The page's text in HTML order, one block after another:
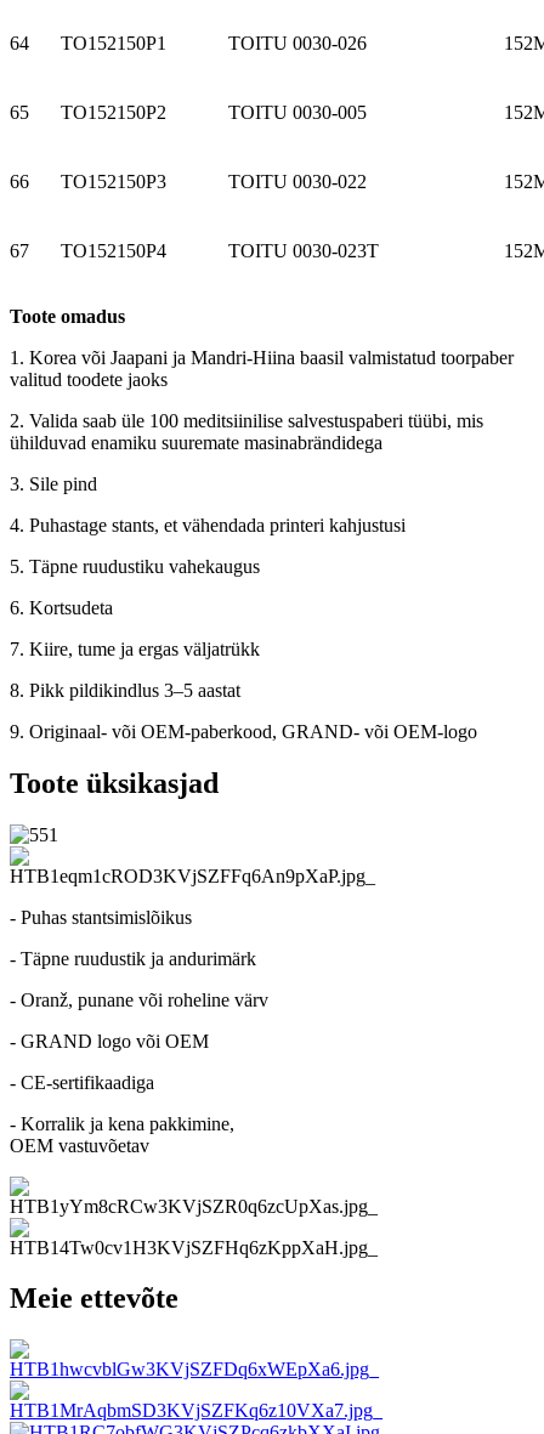
64 TO152150P1 TOITU 0030-026
65 TO152150P2 TOITU 0030-005
66 TO152150P3 TOITU 0030-022
67 TO152150P4 TOITU 0030-023T
Toote omadus
1. Korea või Jaapani ja Mandri-Hiina baasil valmistatud toorpaber
valitud toodete jaoks
2. Valida saab üle 100 meditsiinilise salvestuspaberi tüübi, mis
ühilduvad enamiku suuremate masinabrändidega
3. Sile pind
4. Puhastage stants, et vähendada printeri kahjustusi
5. Täpne ruudustiku vahekaugus
6. Kortsudeta
7. Kiire, tume ja ergas väljatrükk
8. Pikk pildikindlus 3–5 aastat
9. Originaal- või OEM-paberkood, GRAND- või OEM-logo
Toote üksikasjad
- Puhas stantsimislõikus
- Täpne ruudustik ja andurimärk
- Oranž, punane või roheline värv
- GRAND logo või OEM
- CE-sertifikaadiga
- Korralik ja kena pakkimine,
OEM vastuvõetav
Meie ettevõte